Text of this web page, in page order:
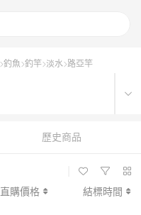
釣魚 釣竿 淡水 路亞竿
歷史商品
直購價格 結標時間